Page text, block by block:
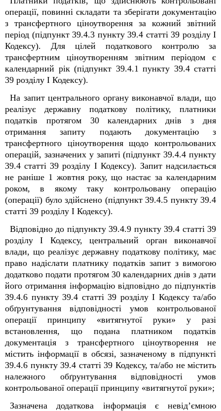
операції, повинні складати та зберігати документацію
з трансфертного ціноутворення за кожний звітний
період (підпункт 39.4.3 пункту 39.4 статті 39 розділу I
Кодексу). Для цілей податкового контролю за
трансфертним ціноутворенням звітним періодом є
календарний рік (підпункт 39.4.1 пункту 39.4 статті
39 розділу I Кодексу).
На запит центрального органу виконавчої влади, що
реалізує державну податкову політику, платники
податків протягом 30 календарних днів з дня
отримання запиту подають документацію з
трансфертного ціноутворення щодо контрольованих
операцій, зазначених у запиті (підпункт 39.4.4 пункту
39.4 статті 39 розділу I Кодексу). Запит надсилається
не раніше 1 жовтня року, що настає за календарним
роком, в якому таку контрольовану операцію
(операції) було здійснено (підпункт 39.4.5 пункту 39.4
статті 39 розділу I Кодексу).
Відповідно до підпункту 39.4.9 пункту 39.4 статті 39
розділу I Кодексу, центральний орган виконавчої
влади, що реалізує державну податкову політику, має
право надіслати платнику податків запит з вимогою
додатково подати протягом 30 календарних днів з дати
його отримання інформацію відповідно до підпунктів
39.4.6 пункту 39.4 статті 39 розділу I Кодексу та/або
обґрунтування відповідності умов контрольованої
операції принципу «витягнутої руки» у разі
встановлення, що подана платником податків
документація з трансфертного ціноутворення не
містить інформації в обсязі, зазначеному в підпункті
39.4.6 пункту 39.4 статті 39 Кодексу, та/або не містить
належного обґрунтування відповідності умов
контрольованої операції принципу «витягнутої руки»;
Зазначена додаткова інформація є невід’ємною